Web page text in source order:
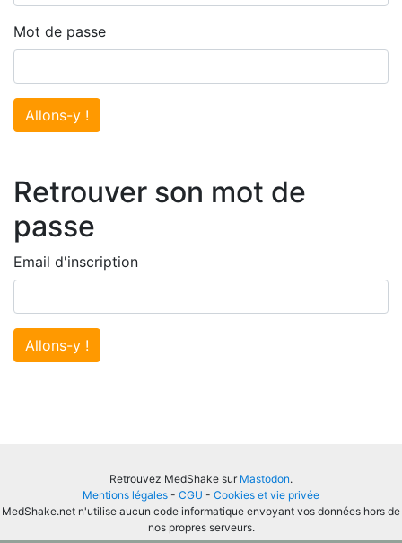
Mot de passe
Allons-y !
Retrouver son mot de
passe
Email d'inscription
Allons-y !
Retrouvez MedShake sur Mastodon.
Mentions légales - CGU - Cookies et vie privée
MedShake.net n'utilise aucun code informatique envoyant vos données hors de
nos propres serveurs.